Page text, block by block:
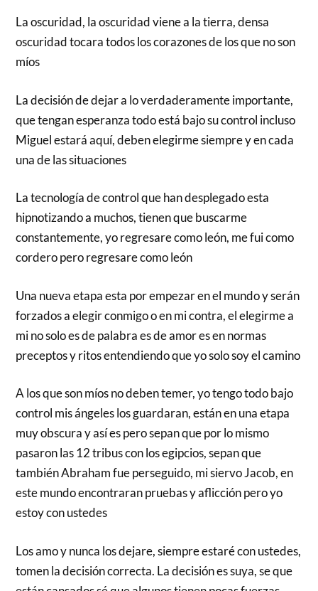
La oscuridad, la oscuridad viene a la tierra, densa
oscuridad tocara todos los corazones de los que no son
míos
La decisión de dejar a lo verdaderamente importante,
que tengan esperanza todo está bajo su control incluso
Miguel estará aquí, deben elegirme siempre y en cada
una de las situaciones
La tecnología de control que han desplegado esta
hipnotizando a muchos, tienen que buscarme
constantemente, yo regresare como león, me fui como
cordero pero regresare como león
Una nueva etapa esta por empezar en el mundo y serán
forzados a elegir conmigo o en mi contra, el elegirme a
mi no solo es de palabra es de amor es en normas
preceptos y ritos entendiendo que yo solo soy el camino
A los que son míos no deben temer, yo tengo todo bajo
control mis ángeles los guardaran, están en una etapa
muy obscura y así es pero sepan que por lo mismo
pasaron las 12 tribus con los egipcios, sepan que
también Abraham fue perseguido, mi siervo Jacob, en
este mundo encontraran pruebas y aflicción pero yo
estoy con ustedes
Los amo y nunca los dejare, siempre estaré con ustedes,
tomen la decisión correcta. La decisión es suya, se que